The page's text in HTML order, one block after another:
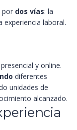
por dos vías: la
laboral.
y online.
diferentes
unidades de
alcanzado.